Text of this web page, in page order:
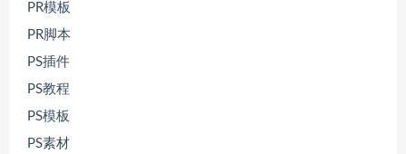
PR模板
PR脚本
PS插件
PS教程
PS模板
PS素材